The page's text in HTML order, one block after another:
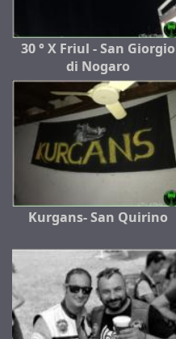
30 ° X Friul - San Giorgio
di Nogaro
Kurgans- San Quirino